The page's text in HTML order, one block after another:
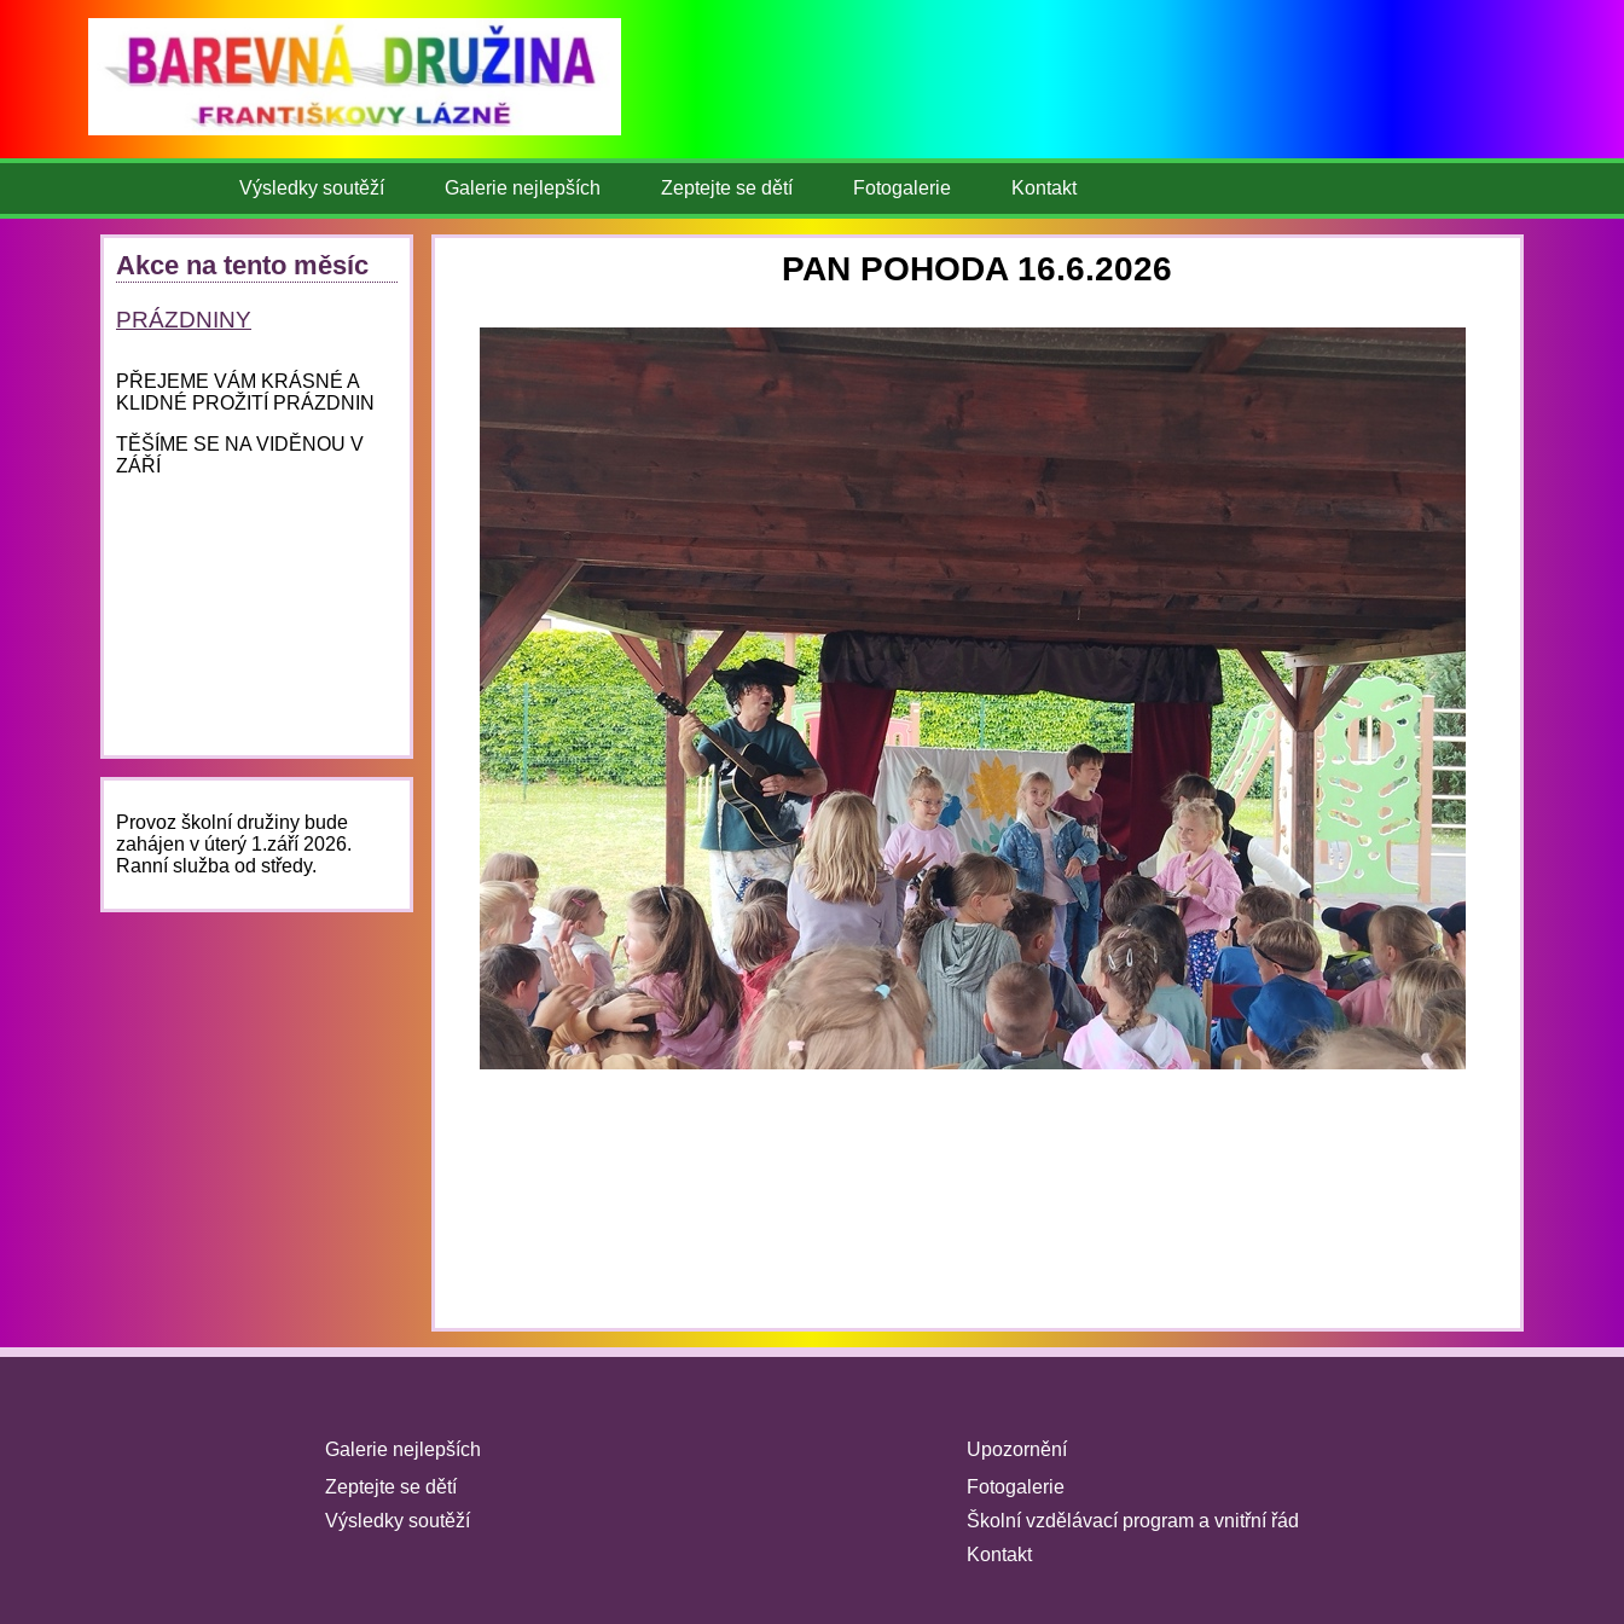
PAN POHODA 16.6.2026
Akce na tento měsíc
PRÁZDNINY
PŘEJEME VÁM KRÁSNÉ A
KLIDNÉ PROŽITÍ PRÁZDNIN
TĚŠÍME SE NA VIDĚNOU V
ZÁŘÍ
Provoz školní družiny bude
zahájen v úterý 1.září 2026.
Ranní služba od středy.
Výsledky soutěží Galerie nejlepších Zeptejte se dětí Fotogalerie Kontakt
Galerie nejlepších
Zeptejte se dětí
Výsledky soutěží
Upozornění
Fotogalerie
Školní vzdělávací program a vnitřní řád
Kontakt